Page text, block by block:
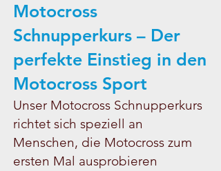
Motocross
Schnupperkurs – Der
perfekte Einstieg in den
Motocross Sport
Unser Motocross Schnupperkurs
richtet sich speziell an
Menschen, die Motocross zum
ersten Mal ausprobieren